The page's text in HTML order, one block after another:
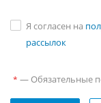
Я согласен на
рассылок
* — Обязательные